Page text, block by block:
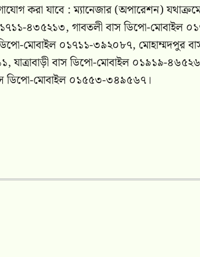
করা যাবে : ম্যানেজার (অপারেশন)
৪৩৫২১৩, গাবতলী বাস ডিপো-মোবাইল
মোবাইল ০১৭১১-৩৯২০৮৭, মোহাম্মদপুর
বাস ডিপো-মোবাইল ০১৯১৯-
ডিপো-মোবাইল ০১৫৫৩-৩৪৯৫৬৭।